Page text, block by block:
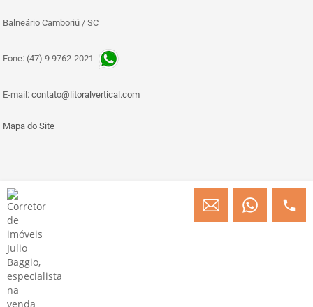
Balneário Camboriú / SC
Fone: (47) 9 9762-2021
E-mail: contato@litoralvertical.com
Mapa do Site
© Copyright 2013 » 2026 Engenheiro Julio C. Baggio - Corretor de Imóveis